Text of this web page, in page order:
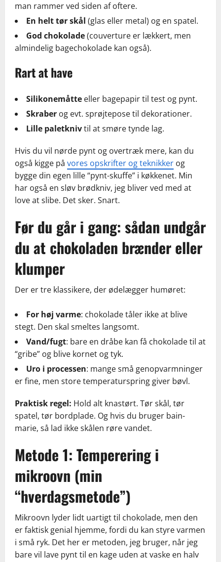
man rammer ved siden af oftere.
En helt tør skål (glas eller metal) og en spatel.
God chokolade(couverture er lækkert, men
almindelig bagechokolade kan også).
Rart at have
Silikonemåtte eller bagepapir til test og pynt.
Skraber og evt. sprøjtepose til dekorationer.
Lille paletknivtil at smøre tynde lag.
Hvis du vil nørde pynt og overtræk mere, kan du
også kigge på vores opskrifter og teknikker og
bygge din egen lille “pynt-skuffe” i køkkenet. Min
har også en sløv brødkniv, jeg bliver ved med at
love at slibe. Det sker. Snart.
Før du går i gang: sådan undgår
du at chokoladen brænder eller
klumper
Der er tre klassikere, der ødelægger humøret:
For høj varme: chokolade tåler ikke at blive
stegt. Den skal smeltes langsomt.
Vand/fugt: bare en dråbe kan få chokolade til at
“gribe” og blive kornet og tyk.
Uro i processen: mange små genopvarmninger
er fine, men store temperaturspring giver bøvl.
Praktisk regel: Hold alt knastørt. Tør skål, tør
spatel, tør bordplade. Og hvis du bruger bain-
marie, så lad ikke skålen røre vandet.
Metode 1: Temperering i
mikroovn (min
“hverdagsmetode”)
Mikroovn lyder lidt uartigt til chokolade, men den
er faktisk genial hjemme, fordi du kan styre varmen
i små ryk. Det her er metoden, jeg bruger, når jeg
bare vil lave pynt til en kage uden at vaske en halv